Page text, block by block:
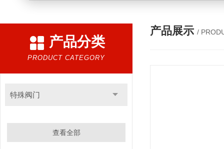
产品分类
PRODUCT CATEGORY
特殊阀门
查看全部
产品展示 /